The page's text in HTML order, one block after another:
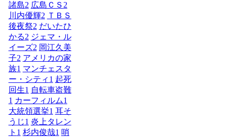
諸島2 広島ＣＳ 2
川内優輝2 ＴＢＳ
後夜祭2 だいたひ
かる2 ジェマ・ル
イーズ2 岡江久美
子2 アメリカの家
族1 マンチェスタ
ー・シティ 1 起死
回生1 自転車盗難
1 カーフィルム1
大統領選挙1 耳そ
うじ1 炎上タレン
ト 1 杉内俊哉1 哨